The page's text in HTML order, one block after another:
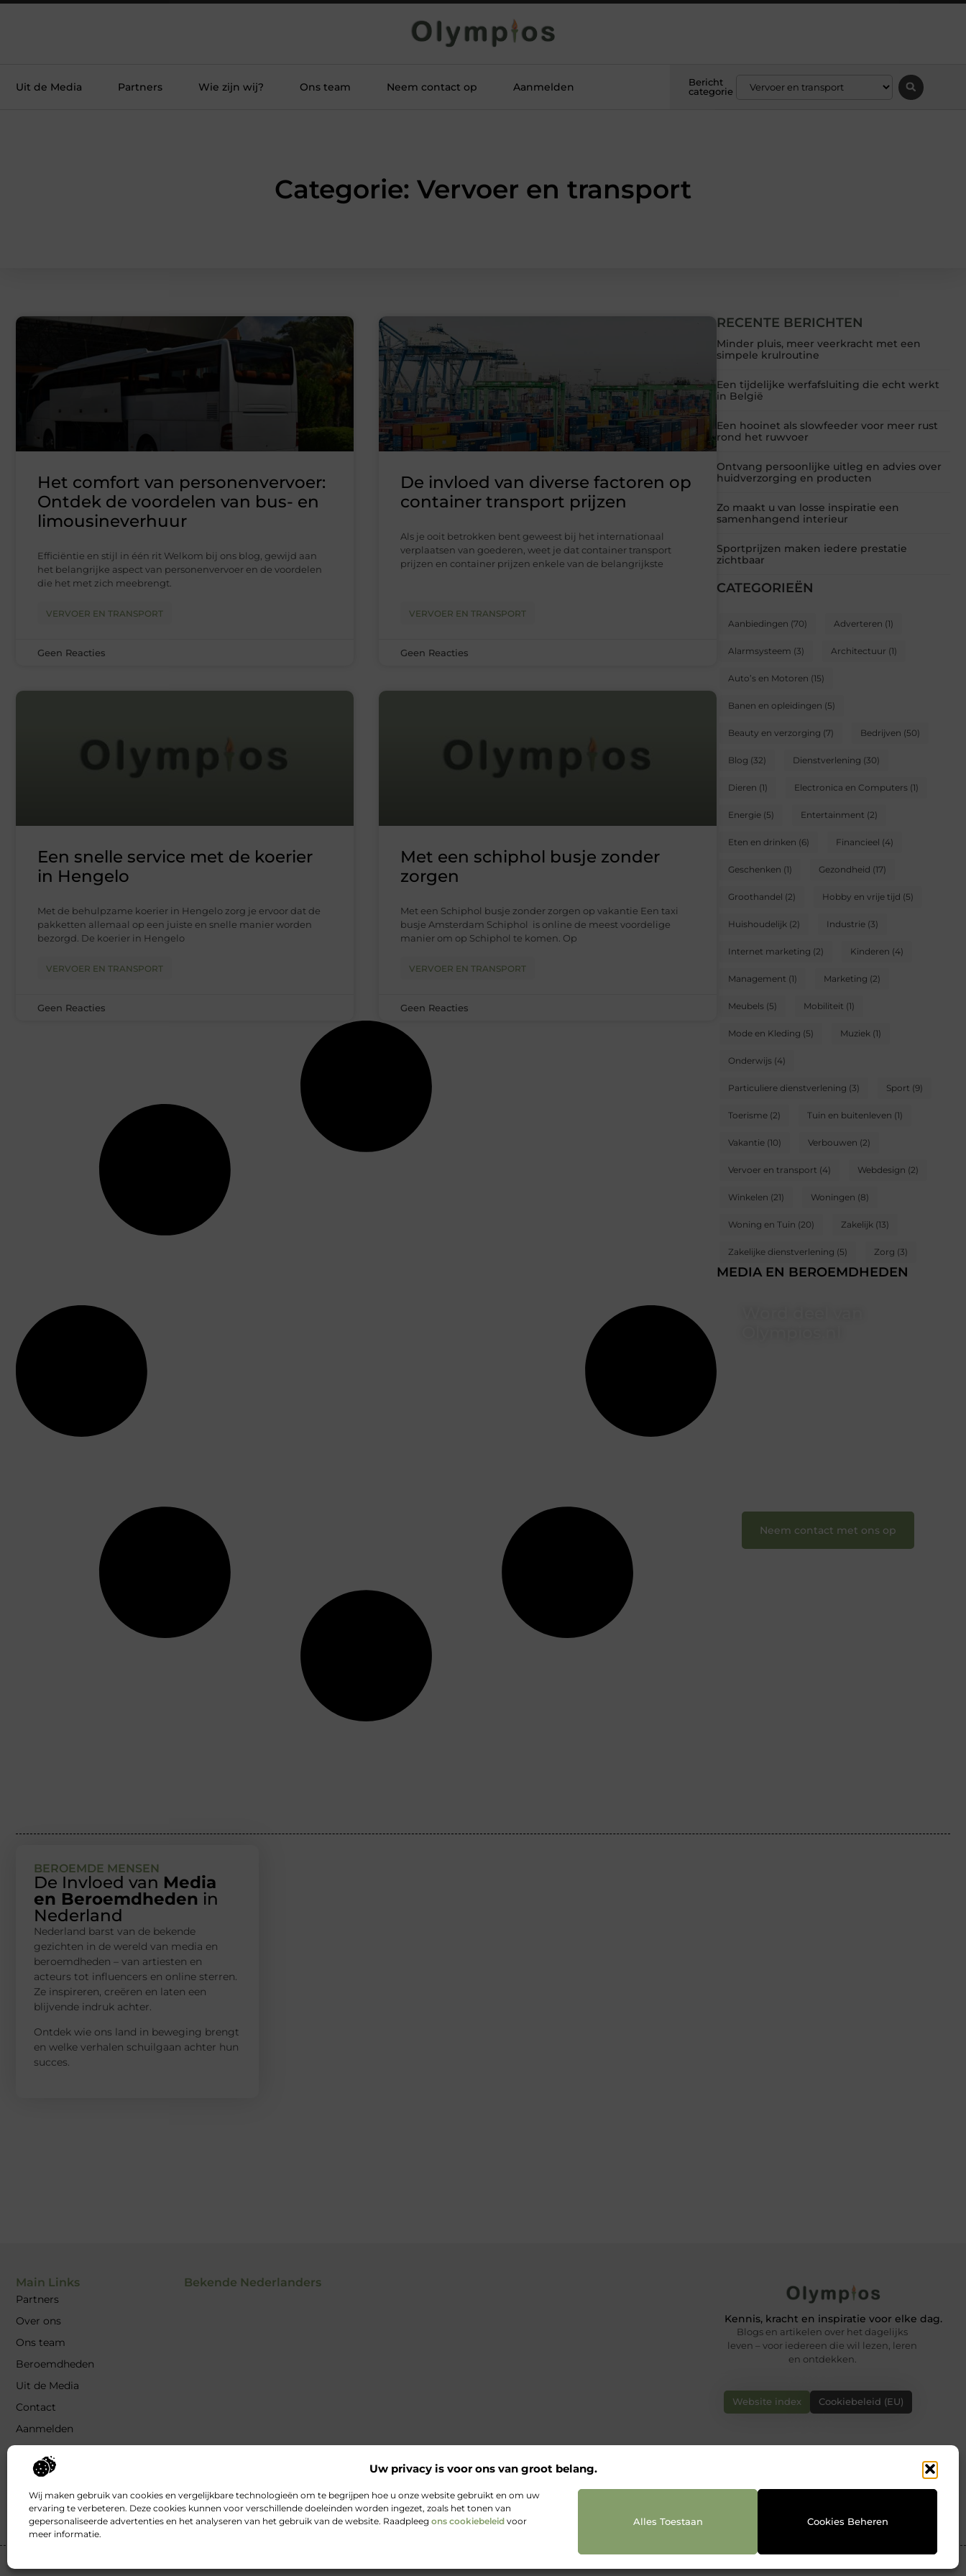
Uw privacy is voor ons van groot belang.
Wij maken gebruik van cookies en vergelijkbare technologieën om te begrijpen hoe u onze website gebruikt en om uw
ervaring te verbeteren. Deze cookies kunnen voor verschillende doeleinden worden ingezet, zoals het tonen van
gepersonaliseerde advertenties en het analyseren van het gebruik van de website. Raadpleeg ons cookiebeleid voor
meer informatie.
Alles Toestaan Cookies Beheren
Uit de Media Partners Wie zijn wij? Ons team Neem contact op Aanmelden
Bericht
categorie
Categorie: Vervoer en transport
RECENTE BERICHTEN
Minder pluis, meer veerkracht met een
simpele krulroutine
Een tijdelijke werfafsluiting die echt werkt
in België
Een hooinet als slowfeeder voor meer rust
rond het ruwvoer
Ontvang persoonlijke uitleg en advies over
huidverzorging en producten
Zo maakt u van losse inspiratie een
samenhangend interieur
Sportprijzen maken iedere prestatie
zichtbaar
CATEGORIEËN
Aanbiedingen (70) Adverteren (1)
Alarmsysteem (3) Architectuur (1)
Auto’s en Motoren (15)
Banen en opleidingen (5)
Beauty en verzorging (7) Bedrijven (50)
Blog (32) Dienstverlening (30)
Dieren (1) Electronica en Computers (1)
Energie (5) Entertainment (2)
Eten en drinken (6) Financieel (4)
Geschenken (1) Gezondheid (17)
Groothandel (2) Hobby en vrije tijd (5)
Huishoudelijk (2) Industrie (3)
Internet marketing (2) Kinderen (4)
Management (1) Marketing (2)
Meubels (5) Mobiliteit (1)
Mode en Kleding (5) Muziek (1)
Onderwijs (4)
Particuliere dienstverlening (3) Sport (9)
Toerisme (2) Tuin en buitenleven (1)
Vakantie (10) Verbouwen (2)
Vervoer en transport (4) Webdesign (2)
Winkelen (21) Woningen (8)
Woning en Tuin (20) Zakelijk (13)
Zakelijke dienstverlening (5) Zorg (3)
MEDIA EN BEROEMDHEDEN
Neem contact met ons op
Het comfort van personenvervoer:
Ontdek de voordelen van bus- en
limousineverhuur
Efficiëntie en stijl in één rit Welkom bij ons blog, gewijd aan
het belangrijke aspect van personenvervoer en de voordelen
die het met zich meebrengt.
VERVOER EN TRANSPORT
Geen Reacties
De invloed van diverse factoren op
container transport prijzen
Als je ooit betrokken bent geweest bij het internationaal
verplaatsen van goederen, weet je dat container transport
prijzen en container prijzen enkele van de belangrijkste
VERVOER EN TRANSPORT
Geen Reacties
Een snelle service met de koerier
in Hengelo
Met de behulpzame koerier in Hengelo zorg je ervoor dat de
pakketten allemaal op een juiste en snelle manier worden
bezorgd. De koerier in Hengelo
VERVOER EN TRANSPORT
Geen Reacties
Met een schiphol busje zonder
zorgen
Met een Schiphol busje zonder zorgen op vakantie Een taxi
busje Amsterdam Schiphol is online de meest voordelige
manier om op Schiphol te komen. Op
VERVOER EN TRANSPORT
Geen Reacties
BEROEMDE MENSEN
De Invloed van Media
en Beroemdheden in
Nederland
Nederland barst van de bekende
gezichten in de wereld van media en
beroemdheden – van artiesten en
acteurs tot influencers en online sterren.
Ze inspireren, creëren en laten een
blijvende indruk achter.
Ontdek wie ons land in beweging brengt
en welke verhalen schuilgaan achter hun
succes.
Main Links
Partners
Over ons
Ons team
Beroemdheden
Uit de Media
Contact
Aanmelden
belangrijk zijn en hoe jij ze krijgt
website: haal het maximale uit je
online platform
Bekende Nederlanders
Kennis, kracht en inspiratie voor elke dag.
Blogs en artikelen over het dagelijks
leven – voor iedereen die wil lezen, leren
en ontdekken.
Website index Cookiebeleid (EU)
www.olympios.nl